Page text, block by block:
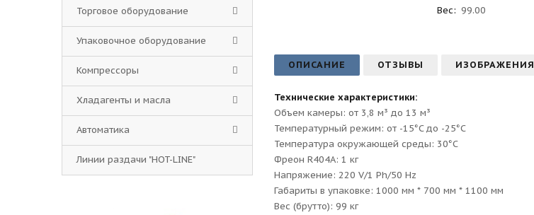
Вес: 99.00
ОПИСАНИЕ ОТЗЫВЫ ИЗОБРАЖЕНИЯ
Технические характеристики:
Объем камеры: от 3,8 м³ до 13 м³
Температурный режим: от -15°C до -25°C
Температура окружающей cреды: 30°C
Фреон R404A: 1 кг
Напряжение: 220 V/1 Ph/50 Hz
Габариты в упаковке: 1000 мм * 700 мм * 1100 мм
Вес (брутто): 99 кг
Торговое оборудование
Упаковочное оборудование
Компрессоры
Хладагенты и масла
Автоматика
Линии раздачи "HOT-LINE"